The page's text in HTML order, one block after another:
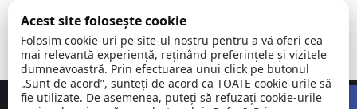
vineri
08:00 -
14:00
Acest site folosește cookie
Folosim cookie-uri pe site-ul nostru pentru a vă oferi cea
mai relevantă experiență, reținând preferințele și vizitele
dumneavoastră. Prin efectuarea unui click pe butonul
„Sunt de acord”, sunteți de acord ca TOATE cookie-urile să
fie utilizate. De asemenea, puteți să refuzați cookie-urile